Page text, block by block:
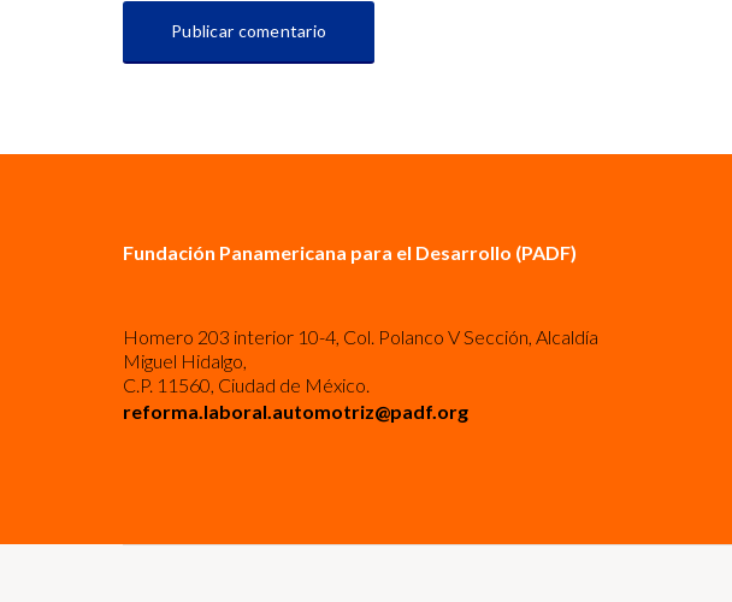
Fundación Panamericana para el Desarrollo (PADF)
Homero 203 interior 10-4, Col. Polanco V Sección, Alcaldía
Miguel Hidalgo,
C.P. 11560, Ciudad de México.
reforma.laboral.automotriz@padf.org